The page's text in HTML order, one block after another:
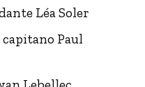
Léa Soler
capitano Paul